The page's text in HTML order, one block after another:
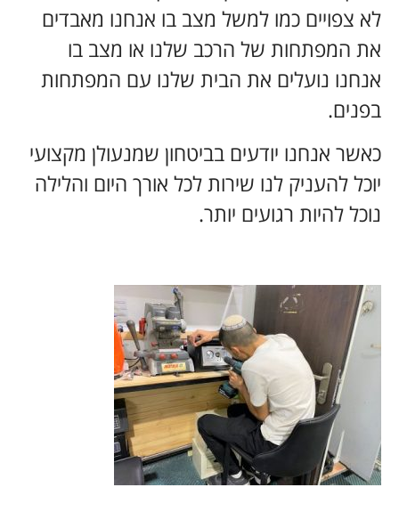
לא צפויים כמו למשל מצב בו אנחנו מאבדים
את המפתחות של הרכב שלנו או מצב בו
אנחנו נועלים את הבית שלנו עם המפתחות
בפנים.
כאשר אנחנו יודעים בביטחון שמנעולן מקצועי
יוכל להעניק לנו שירות לכל אורך היום והלילה
נוכל להיות רגועים יותר.